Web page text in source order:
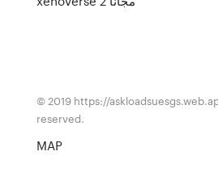
© 2019 https://
reserved.
MAP